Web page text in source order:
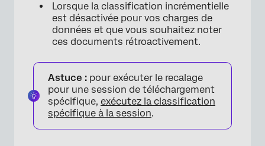
Lorsque la classification incrémentielle
est désactivée pour vos charges de
données et que vous souhaitez noter
ces documents rétroactivement.
Astuce : pour exécuter le recalage
pour une session de téléchargement
spécifique, exécutez la classification
spécifique à la session.